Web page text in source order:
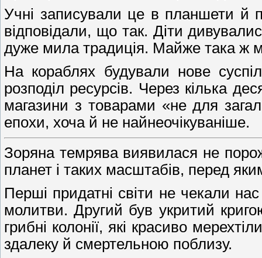
Учні записували це в планшети й
відповідали, що так. Діти
дуже мила традиція. Майже така ж
На кораблях будували нове
розподіл ресурсів. Через кілька
магазини з товарами «не для
епохи, хоча й не найнеочікуваніше.
Зоряна темрява виявилася не
планет і таких масштабів, перед
Перші придатні світи не чекали
молитви. Другий був укритий
грибні колонії, які красиво
здалеку й смертельною поблизу.